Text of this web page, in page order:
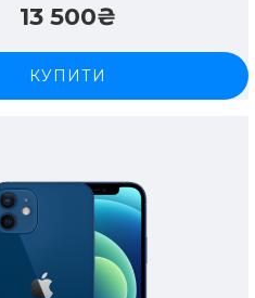
13 500₴
КУПИТИ